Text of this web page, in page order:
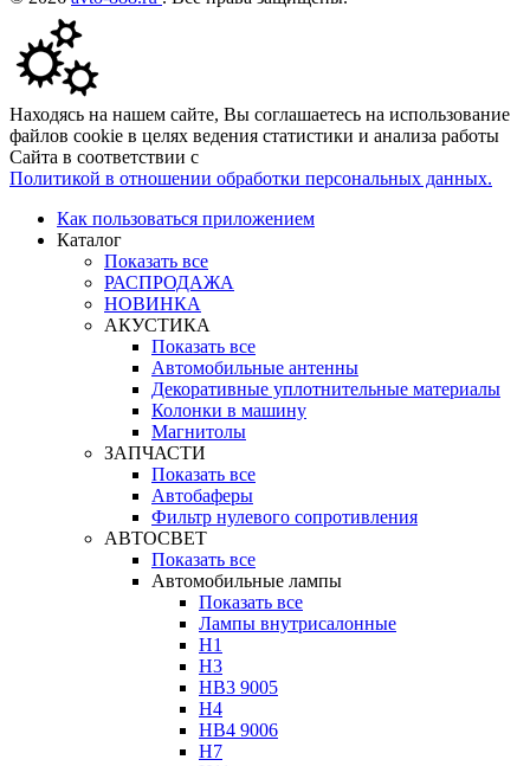
Находясь на нашем сайте, Вы соглашаетесь на использование
файлов cookie в целях ведения статистики и анализа работы
Сайта в соответствии с
Политикой в отношении обработки персональных данных.
Как пользоваться приложением
Каталог
Показать все
РАСПРОДАЖА
НОВИНКА
АКУСТИКА
Показать все
Автомобильные антенны
Декоративные уплотнительные материалы
Колонки в машину
Магнитолы
ЗАПЧАСТИ
Показать все
Автобаферы
Фильтр нулевого сопротивления
АВТОСВЕТ
Показать все
Автомобильные лампы
Показать все
Лампы внутрисалонные
H1
H3
HB3 9005
H4
HB4 9006
H7